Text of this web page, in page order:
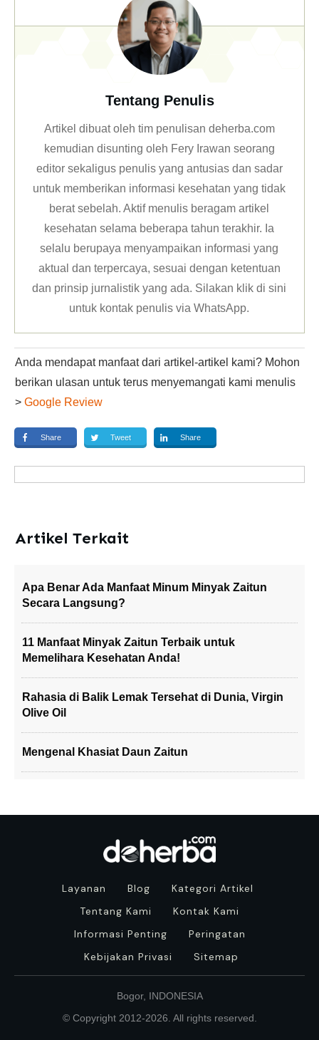
Tentang Penulis
Artikel dibuat oleh tim penulisan deherba.com
kemudian disunting oleh Fery Irawan seorang
editor sekaligus penulis yang antusias dan sadar
untuk memberikan informasi kesehatan yang tidak
berat sebelah. Aktif menulis beragam artikel
kesehatan selama beberapa tahun terakhir. Ia
selalu berupaya menyampaikan informasi yang
aktual dan terpercaya, sesuai dengan ketentuan
dan prinsip jurnalistik yang ada. Silakan klikdi sini
untuk kontak penulis via WhatsApp.
Anda mendapat manfaat dari artikel-artikel kami? Mohon
berikan ulasan untuk terus menyemangati kami menulis
> Google Review
Share Tweet Share
Artikel Terkait
Apa Benar Ada Manfaat Minum Minyak Zaitun
Secara Langsung?
11 Manfaat Minyak Zaitun Terbaik untuk
Memelihara Kesehatan Anda!
Rahasia di Balik Lemak Tersehat di Dunia, Virgin
Olive Oil
Mengenal Khasiat Daun Zaitun
Layanan Blog
Kategori Artikel
Tentang Kami
Kontak Kami
Informasi Penting
Peringatan
Kebijakan Privasi
Sitemap
Bogor, INDONESIA
© Copyright 2012-2026. All rights reserved.